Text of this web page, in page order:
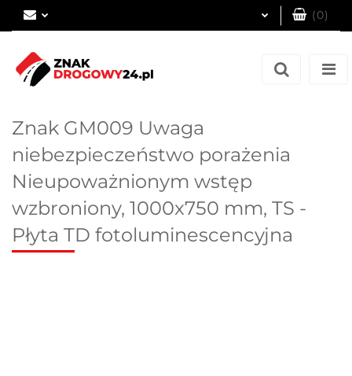
(0)
Znak GM009 Uwaga
niebezpieczeństwo porażenia
Nieupoważnionym wstęp
wzbroniony, 1000x750 mm, TS -
Płyta TD fotoluminescencyjna